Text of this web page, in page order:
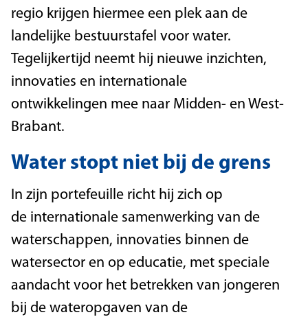
regio krijgen hiermee een plek aan de
landelijke bestuurstafel voor water.
Tegelijkertijd neemt hij nieuwe inzichten,
innovaties en internationale
ontwikkelingen mee naar Midden- en West-
Brabant.
Water stopt niet bij de grens
In zijn portefeuille richt hij zich op
de internationale samenwerking van de
waterschappen, innovaties binnen de
watersector en op educatie, met speciale
aandacht voor het betrekken van jongeren
bij de wateropgaven van de